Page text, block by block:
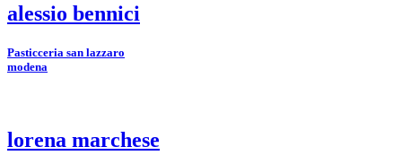
alessio bennici
Pasticceria san lazzaro
modena
lorena marchese